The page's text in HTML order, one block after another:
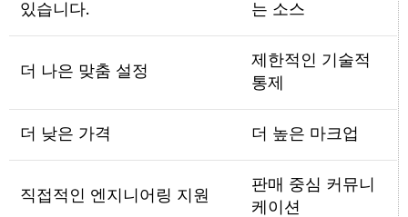
있습니다.
는 소스
더 나은 맞춤 설정
제한적인 기술적
통제
더 낮은 가격 더 높은 마크업
직접적인 엔지니어링 지원
판매 중심 커뮤니
케이션